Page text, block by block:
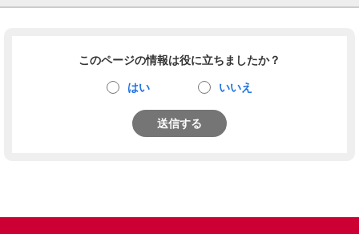
このページの情報は役に立ちましたか？
はい いいえ
送信する